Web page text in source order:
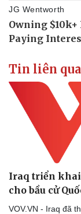
Pháp luật
Vụ án
Tin nóng
Tin liên
Iraq triển khai
cho bầu cử
VOV.VN - Iraq đã